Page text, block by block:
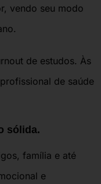
vendo seu modo
de estudos. Às
de saúde
sólida.
família e até
e